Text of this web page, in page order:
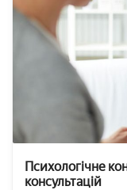
Психологічне
консультацій